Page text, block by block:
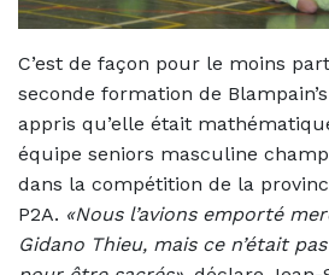
C’est de façon pour le moins
seconde formation de
appris qu’elle était
équipe seniors masculine
dans la compétition de la
P2A. «Nous l’avions emporté
Gidano Thieu, mais ce n’était